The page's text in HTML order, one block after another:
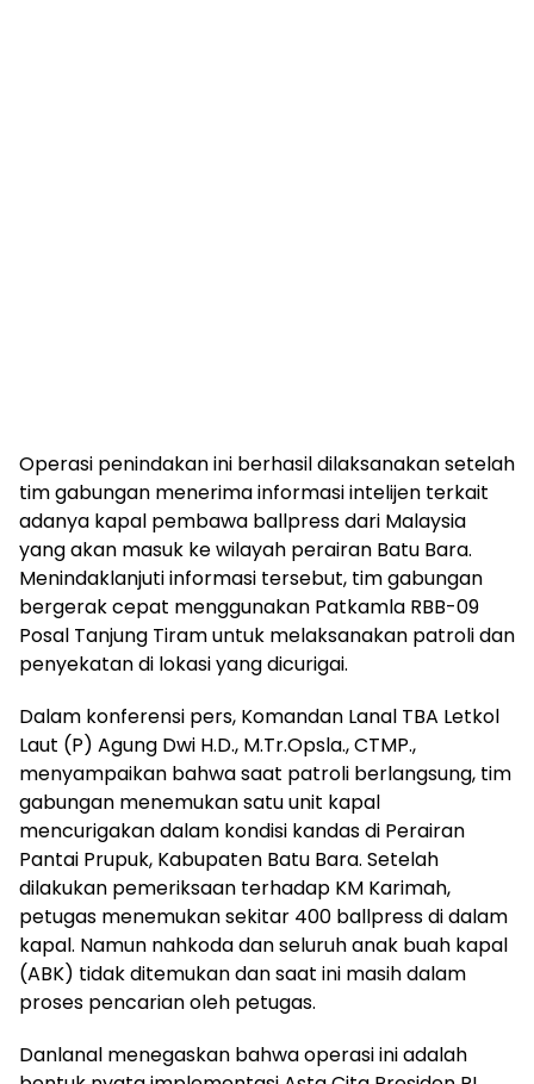
Operasi penindakan ini berhasil dilaksanakan setelah
tim gabungan menerima informasi intelijen terkait
adanya kapal pembawa ballpress dari Malaysia
yang akan masuk ke wilayah perairan Batu Bara.
Menindaklanjuti informasi tersebut, tim gabungan
bergerak cepat menggunakan Patkamla RBB-09
Posal Tanjung Tiram untuk melaksanakan patroli dan
penyekatan di lokasi yang dicurigai.
Dalam konferensi pers, Komandan Lanal TBA Letkol
Laut (P) Agung Dwi H.D., M.Tr.Opsla., CTMP.,
menyampaikan bahwa saat patroli berlangsung, tim
gabungan menemukan satu unit kapal
mencurigakan dalam kondisi kandas di Perairan
Pantai Prupuk, Kabupaten Batu Bara. Setelah
dilakukan pemeriksaan terhadap KM Karimah,
petugas menemukan sekitar 400 ballpress di dalam
kapal. Namun nahkoda dan seluruh anak buah kapal
(ABK) tidak ditemukan dan saat ini masih dalam
proses pencarian oleh petugas.
Danlanal menegaskan bahwa operasi ini adalah